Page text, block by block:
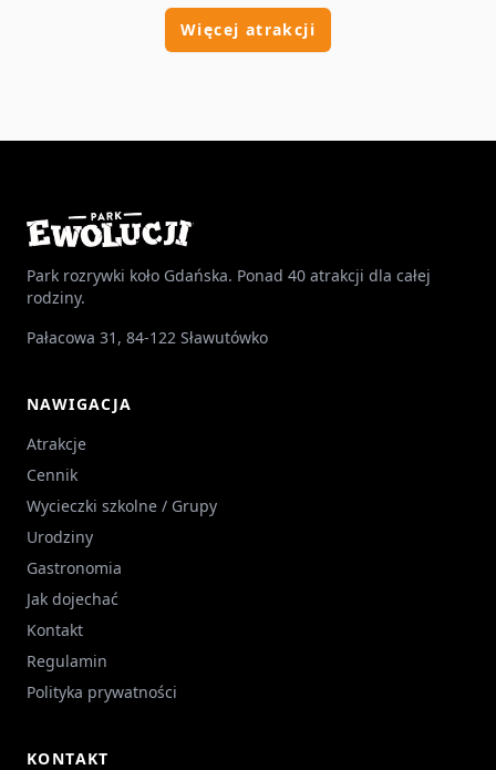
Więcej atrakcji
Park rozrywki koło Gdańska. Ponad 40 atrakcji dla całej
rodziny.
Pałacowa 31, 84-122 Sławutówko
NAWIGACJA
Atrakcje
Cennik
Wycieczki szkolne / Grupy
Urodziny
Gastronomia
Jak dojechać
Kontakt
Regulamin
Polityka prywatności
KONTAKT